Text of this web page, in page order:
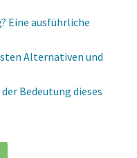
Eine ausführliche
Alternativen und
Bedeutung dieses